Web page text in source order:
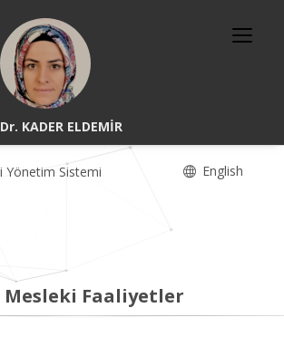
KADER ELDEMİR
Yönetim Sistemi English
Faaliyetler